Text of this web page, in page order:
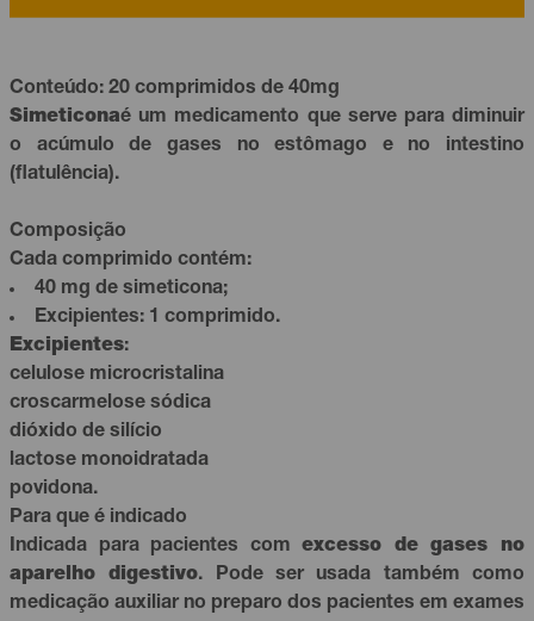
Conteúdo: 20 comprimidos de 40mg
Simeticonaé um medicamento que serve para diminuir
o acúmulo de gases no estômago e no intestino
(flatulência).
Composição
Cada comprimido contém:
40 mg de simeticona;
Excipientes: 1 comprimido.
Excipientes:
celulose microcristalina
croscarmelose sódica
dióxido de silício
lactose monoidratada
povidona.
Para que é indicado
Indicada para pacientes comexcesso de gases no
aparelho digestivo. Pode ser usada também como
medicação auxiliar no preparo dos pacientes em exames